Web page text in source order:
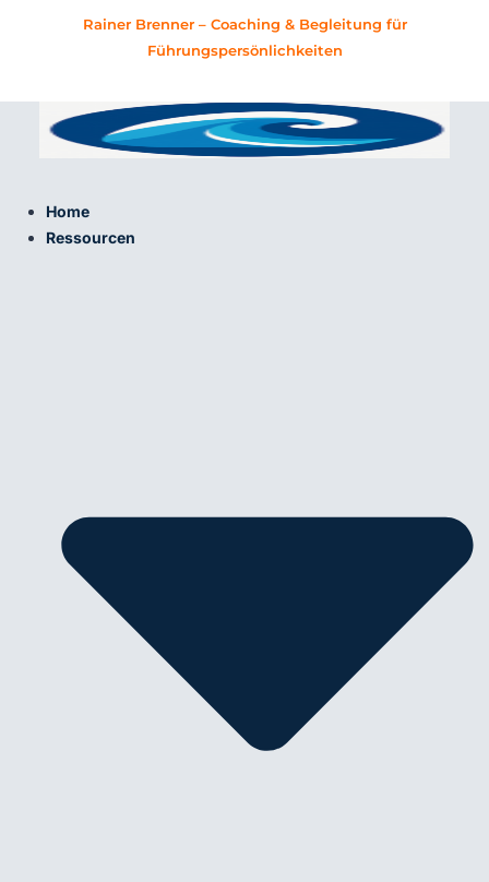
Rainer Brenner – Coaching & Begleitung für
Führungspersönlichkeiten
Home
Ressourcen